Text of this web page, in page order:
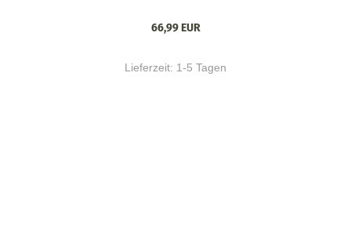
66,99 EUR
Lieferzeit: 1-5 Tagen